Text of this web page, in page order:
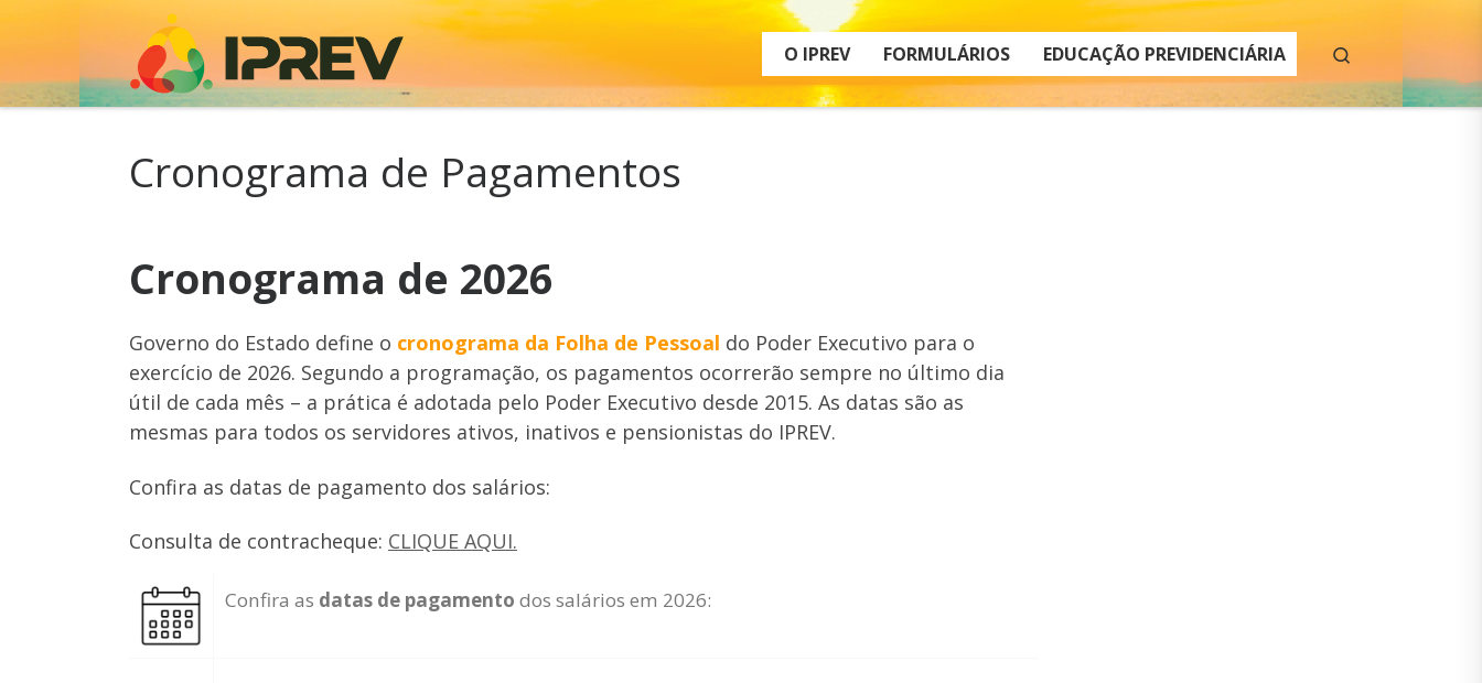
Skip to content
O IPREV FORMULÁRIOS EDUCAÇÃO PREVIDENCIÁRIA
Cronograma de Pagamentos
Cronograma de 2026
Governo do Estado define o cronograma da Folha de Pessoal do Poder Executivo para o
exercício de 2026. Segundo a programação, os pagamentos ocorrerão sempre no último dia
útil de cada mês – a prática é adotada pelo Poder Executivo desde 2015. As datas são as
mesmas para todos os servidores ativos, inativos e pensionistas do IPREV.
Confira as datas de pagamento dos salários:
Consulta de contracheque: CLIQUE AQUI.
Confira as datas de pagamento dos salários em 2026: